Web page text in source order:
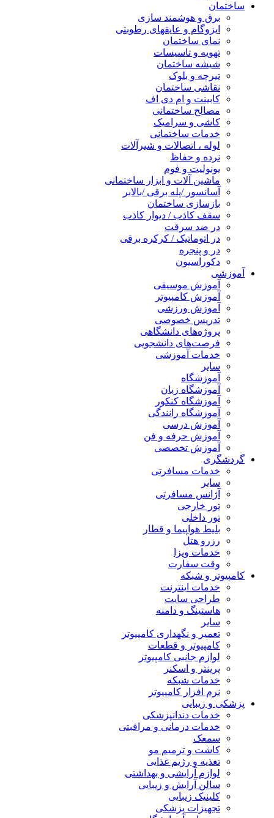
ساختمان
برق و هوشمند سازی
ایزوگام و عایقهای رطوبتی
نمای ساختمان
تهویه و تاسیسات
شیشه ساختمان
تیرچه و بلوک
نقاشی ساختمان
کابینت و ام دی اف
مصالح ساختمانی
کاشی و سرامیک
خدمات ساختمانی
لوله ، اتصالات و شیرآلات
نرده و حفاظ
یونولیت و فوم
ماشین آلات و ابزار ساختمانی
آسانسور /پله برقی /بالابر
بازسازی ساختمان
سقف کاذب / دیوار کاذب
در ضد سرقت
در اتوماتیک / کرکره برقی
در و پنجره
دکوراسیون
آموزشی
آموزش موسیقی
آموزش کامپیوتر
آموزش ورزشی
تدریس خصوصی
پروژه‌های دانشگاهی
فرصت‌های دانشجویی
خدمات آموزشی
سایر
آموزشگاه
آموزشگاه زبان
آموزشگاه کنکور
آموزشگاه رانندگی
آموزش درسی
آموزش حرفه و فن
آموزش تخصصی
گردشگری
خدمات مسافرتی
سایر
آژانس مسافرتی
تور خارجی
تور داخلی
بلیط هواپیما و قطار
رزرو هتل
خدمات ویزا
وقت سفارت
کامپیوتر و شبکه
خدمات اینترنت
طراحی سایت
هاستینگ و دامنه
سایر
تعمیر و نگهداری کامپیوتر
کامپیوتر و قطعات
لوازم جانبی کامپیوتر
پرینتر و اسکنر
خدمات شبکه
نرم افزار کامپیوتر
پزشکی و زیبایی
خدمات دندانپزشکی
خدمات درمانی و مراقبتی
سمعک
کاشت و ترمیم مو
تغذیه و رژیم غذایی
لوازم آرایشی و بهداشتی
سالن آرایش و زیبایی
کلینیک زیبایی
تجهیزات پزشکی